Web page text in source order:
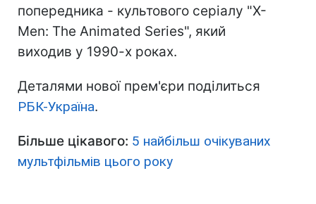
попередника - культового серіалу "X-
Men: The Animated Series", який
виходив у 1990-х роках.
Деталями нової прем'єри поділиться
РБК-Україна.
Більше цікавого: 5 найбільш очікуваних
мультфільмів цього року